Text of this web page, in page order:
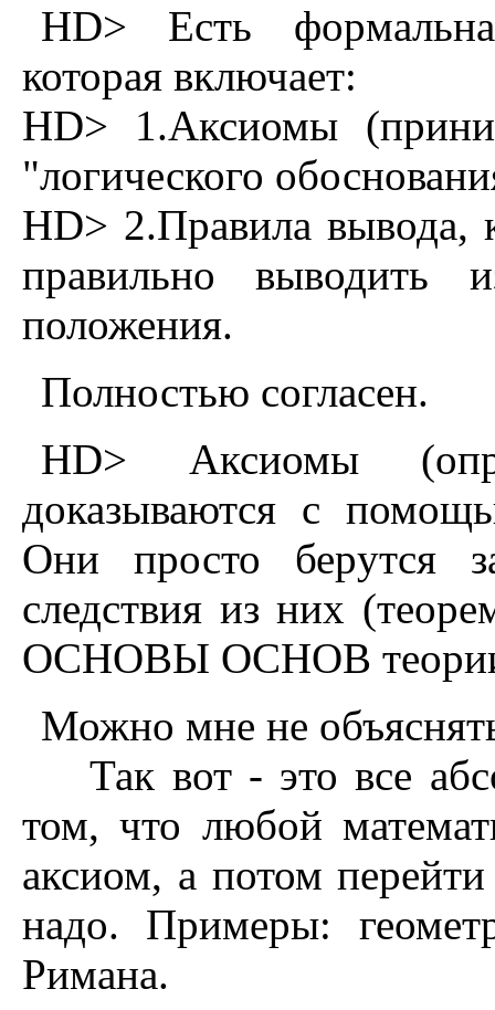
HD> Есть
котоpая включает:
HD> 1.Аксиомы
"логического
HD> 2.Пpавила вывода,
пpавильно выводить
положения.
Полностью согласен.
HD> Аксиомы
доказываются с
Они пpосто беpутся
следствия из них
ОСHОВЫ ОСHОВ теоpии
Можно мне не
Так вот - это все
том, что любой
аксиом, а потом
надо. Примеры:
Римана.